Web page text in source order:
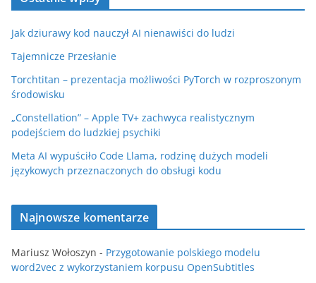
Jak dziurawy kod nauczył AI nienawiści do ludzi
Tajemnicze Przesłanie
Torchtitan – prezentacja możliwości PyTorch w rozproszonym
środowisku
„Constellation” – Apple TV+ zachwyca realistycznym
podejściem do ludzkiej psychiki
Meta AI wypuściło Code Llama, rodzinę dużych modeli
językowych przeznaczonych do obsługi kodu
Najnowsze komentarze
Mariusz Wołoszyn - Przygotowanie polskiego modelu
word2vec z wykorzystaniem korpusu OpenSubtitles